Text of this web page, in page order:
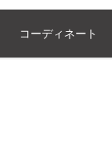
コーディネート